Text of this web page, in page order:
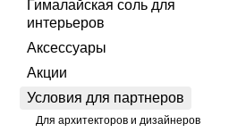
Гималайская соль для
интерьеров
Аксессуары
Акции
Условия для партнеров
Для архитекторов и дизайнеров